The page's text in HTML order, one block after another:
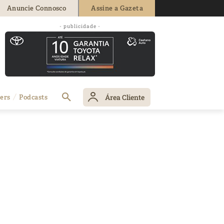
Anuncie Connosco Assine a Gazeta
- publicidade -
Podcasts Área Cliente